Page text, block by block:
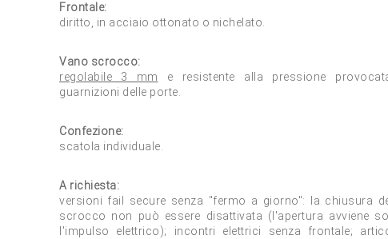
Frontale:
diritto, in acciaio ottonato o nichelato.
Vano scrocco:
regolabile 3 mm e resistente alla pressione
guarnizioni delle porte.
Confezione:
scatola individuale.
A richiesta:
versioni fail secure senza "fermo a giorno": la chiusura
scrocco non può essere disattivata (l'apertura avviene
l'impulso elettrico); incontri elettrici senza frontale;